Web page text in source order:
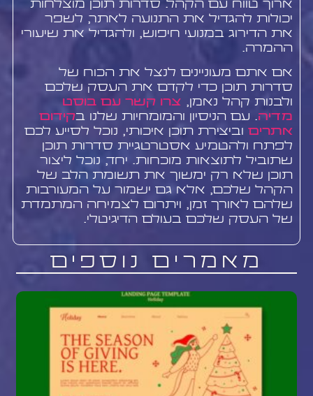
ארוך טווח עם הקהל. סדרות תוכן מוצלחות
יכולות להגדיל את התנועה לאתר, לשפר
את הדירוג במנועי חיפוש, ולהגדיל את שיעורי
ההמרה.
אם אתם מעוניינים לנצל את הכוח של
סדרות תוכן כדי לקדם את העסק שלכם
ולבנות קהל נאמן, צרו קשר עם בוסט
מדיה. עם הניסיון והמומחיות שלנו בקידום
אתריםוביצירת תוכן איכותי, נוכל לסייע לכם
לפתח ולהטמיע אסטרטגיית סדרות תוכן
שתוביל לתוצאות מוכחות. יחד, נוכל ליצור
תוכן שלא רק ימשוך את תשומת הלב של
הקהל שלכם, אלא גם ישמור על המעורבות
שלהם לאורך זמן, ויתרום לצמיחה המתמדת
של העסק שלכם בעולם הדיגיטלי.
מאמרים נוספים